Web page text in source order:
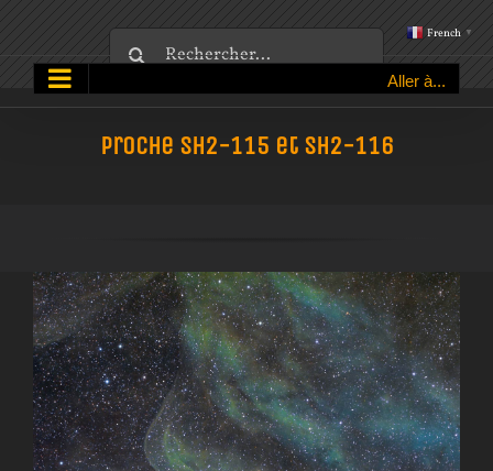
au
contenu
Aller à...
Rechercher:
Proche Sh2-115 et Sh2-116
French ▼